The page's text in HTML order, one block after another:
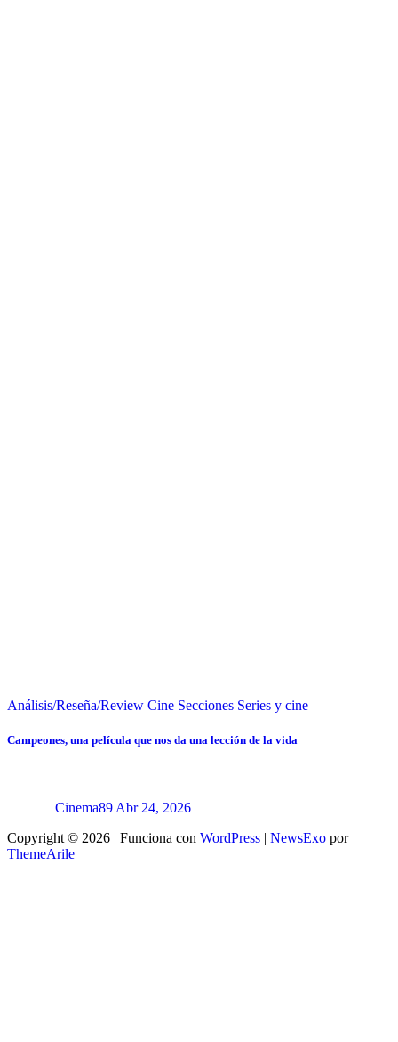
Análisis/Reseña/Review Cine Secciones Series y cine
Campeones, una película que nos da una lección de la vida
Cinema89 Abr 24, 2026
Copyright © 2026 | Funciona con WordPress | NewsExo por
ThemeArile